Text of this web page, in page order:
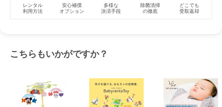
レンタル
利用方法
安心補償
オプション
多様な
決済手段
除菌清掃
の徹底
どこでも
受取返却
こちらもいかがですか？